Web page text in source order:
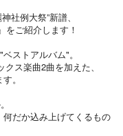
社例大祭”新譜、
』をご紹介します！
ストアルバム"。
ス楽曲2曲を加えた、
。
だか込み上げてくるもの